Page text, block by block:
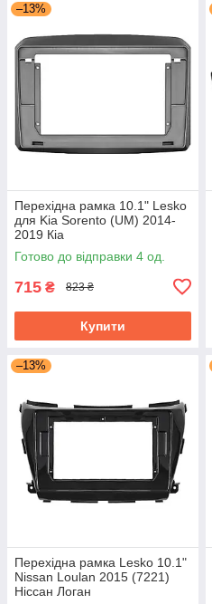
–13%
Перехідна рамка 10.1" Lesko
для Kia Sorento (UM) 2014-
2019 Кіа
Готово до відправки 4 од.
715 ₴ 823 ₴
Купити
–13%
Перехідна рамка Lesko 10.1"
Nissan Loulan 2015 (7221)
Ніссан Логан